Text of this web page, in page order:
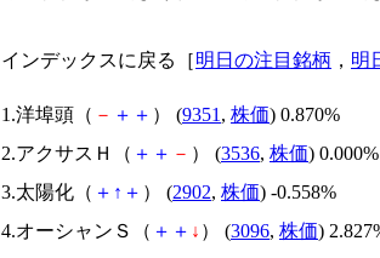
インデックスに戻る［明日の注目銘柄 ， 明
1.洋埠頭（ － ＋ ＋ ） (9351 , 株価) 0.870%
2.アクサスＨ（ ＋ ＋ － ） (3536, 株価) 0.000%
3.太陽化（ ＋ ↑ ＋ ） (2902, 株価) -0.558%
4.オーシャンＳ（ ＋ ＋ ↓ ） (3096, 株価)